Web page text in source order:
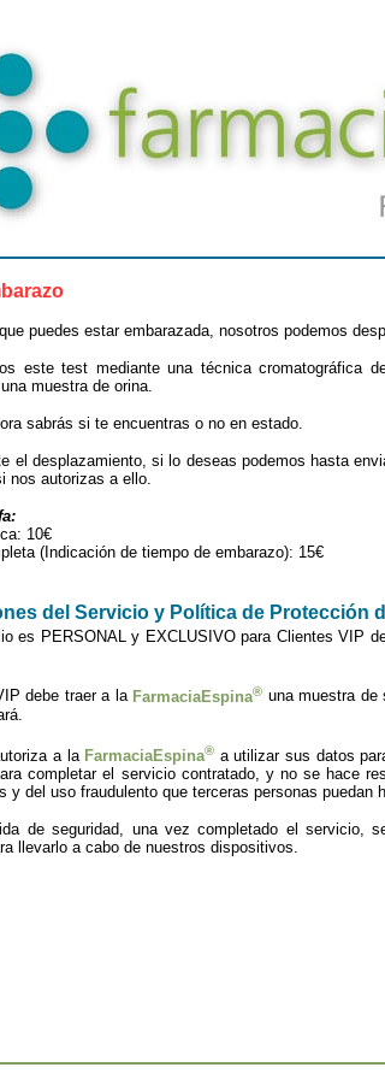
puedes estar embarazada, nosotros podemos
este test mediante una técnica cromatográfica
muestra de orina.
sabrás si te encuentras o no en estado.
el desplazamiento, si lo deseas podemos hasta
nos autorizas a ello.
10€
(Indicación de tiempo de embarazo): 15€
del Servicio y Política de Protección
es PERSONAL y EXCLUSIVO para Clientes VIP
debe traer a la FarmaciaEspina® una muestra de
a la FarmaciaEspina® a utilizar sus datos
completar el servicio contratado, y no se hace
y del uso fraudulento que terceras personas puedan
de seguridad, una vez completado el servicio,
llevarlo a cabo de nuestros dispositivos.